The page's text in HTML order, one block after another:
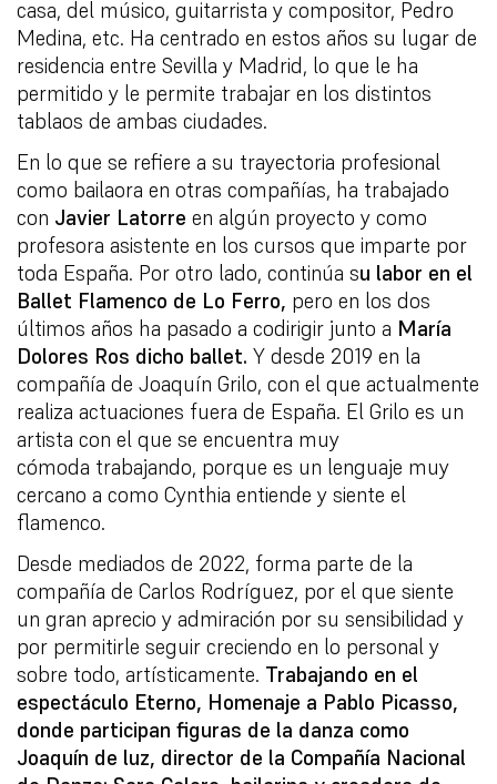
casa, del músico, guitarrista y compositor, Pedro
Medina, etc. Ha centrado en estos años su lugar de
residencia entre Sevilla y Madrid, lo que le ha
permitido y le permite trabajar en los distintos
tablaos de ambas ciudades.
En lo que se refiere a su trayectoria profesional
como bailaora en otras compañías, ha trabajado
con Javier Latorre en algún proyecto y como
profesora asistente en los cursos que imparte por
toda España. Por otro lado, continúa su labor en el
Ballet Flamenco de Lo Ferro, pero en los dos
últimos años ha pasado a codirigir junto a María
Dolores Ros dicho ballet. Y desde 2019 en la
compañía de Joaquín Grilo, con el que actualmente
realiza actuaciones fuera de España. El Grilo es un
artista con el que se encuentra muy
cómoda trabajando, porque es un lenguaje muy
cercano a como Cynthia entiende y siente el
flamenco.
Desde mediados de 2022, forma parte de la
compañía de Carlos Rodríguez, por el que siente
un gran aprecio y admiración por su sensibilidad y
por permitirle seguir creciendo en lo personal y
sobre todo, artísticamente. Trabajando en el
espectáculo Eterno, Homenaje a Pablo Picasso,
donde participan figuras de la danza como
Joaquín de luz, director de la Compañía Nacional